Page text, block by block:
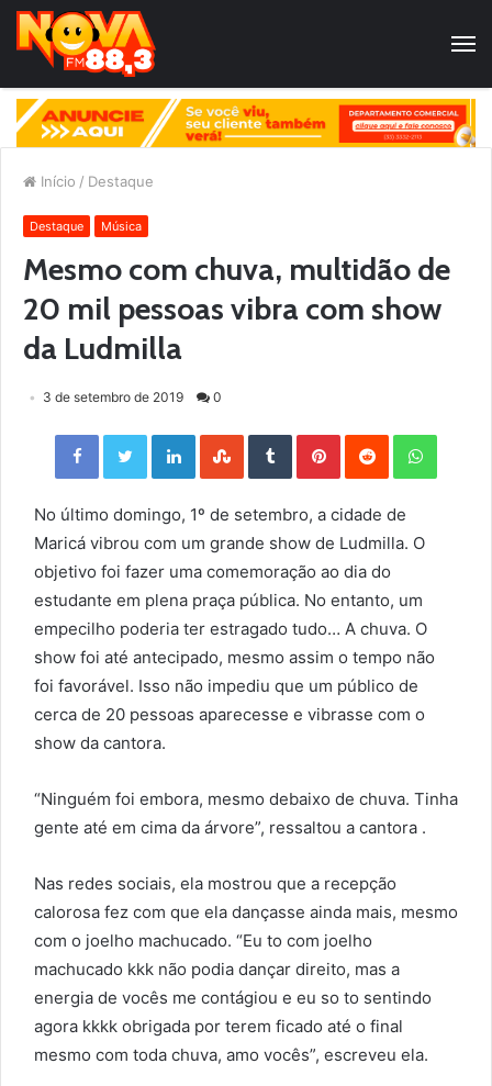
Início / Destaque
Destaque Música
Mesmo com chuva, multidão de
20 mil pessoas vibra com show
da Ludmilla
3 de setembro de 2019 0
Facebook Twitter LinkedIn StumbleUpon Tumblr Pinterest Reddit
No último domingo, 1º de setembro, a cidade de
Maricá vibrou com um grande show de Ludmilla. O
objetivo foi fazer uma comemoração ao dia do
estudante em plena praça pública. No entanto, um
empecilho poderia ter estragado tudo… A chuva. O
show foi até antecipado, mesmo assim o tempo não
foi favorável. Isso não impediu que um público de
cerca de 20 pessoas aparecesse e vibrasse com o
show da cantora.
“Ninguém foi embora, mesmo debaixo de chuva. Tinha
gente até em cima da árvore”, ressaltou a cantora .
Nas redes sociais, ela mostrou que a recepção
calorosa fez com que ela dançasse ainda mais, mesmo
com o joelho machucado. “Eu to com joelho
machucado kkk não podia dançar direito, mas a
energia de vocês me contágiou e eu so to sentindo
agora kkkk obrigada por terem ficado até o final
mesmo com toda chuva, amo vocês”, escreveu ela.